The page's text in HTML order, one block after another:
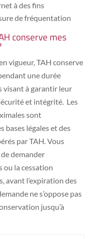
à des fins
de fréquentation
conserve mes
vigueur, TAH conserve
une durée
visant à garantir leur
et intégrité. Les
sont
bases légales et des
par TAH. Vous
demander
ou la cessation
avant l’expiration des
ne s’oppose pas
jusqu’à